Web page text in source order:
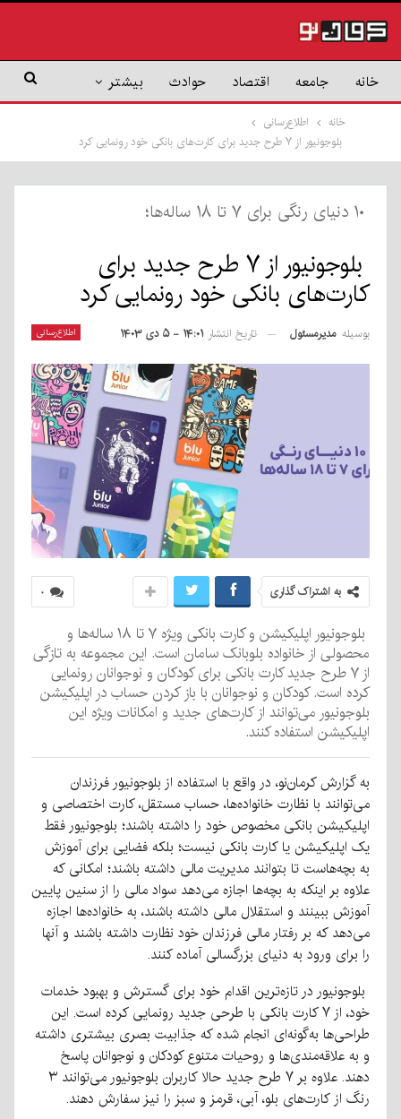
خانه جامعه اقتصاد حوادث بیشتر
خانه
اطلاع‌رسانی
بلوجونیور از ۷ طرح جدید برای کارت‌های بانکی خود رونمایی کرد
بلوجونیور از ۷ طرح جدید برای
کارت‌های بانکی خود رونمایی کرد
اطلاع‌رسانی بوسیله مدیرمسئول تاریخ انتشار ۱۴:۰۱ - ۵ دی ۱۴۰۳
۰ به اشتراک گذاری
بلوجونیور اپلیکیشن و کارت بانکی ویژه ۷ تا ۱۸ ساله‌ها و
محصولی از خانواده بلوبانک سامان است. این مجموعه به تازگی
از ۷ طرح جدید کارت بانکی برای کودکان و نوجوانان رونمایی
کرده است. کودکان و نوجوانان با باز کردن حساب در اپلیکیشن
بلوجونیور می‌توانند از کارت‌های جدید و امکانات ویژه این
اپلیکیشن استفاده کنند.
به گزارش کرمان‌نو، در واقع با استفاده از بلوجونیور فرزندان
می‌توانند با نظارت خانواده‌ها، حساب مستقل، کارت اختصاصی و
اپلیکیشن بانکی مخصوص خود را داشته باشند؛ بلوجونیور فقط
یک اپلیکیشن یا کارت بانکی نیست؛ بلکه فضایی برای آموزش
به بچه‌هاست تا بتوانند مدیریت مالی داشته باشند؛ امکانی که
علاوه بر اینکه به بچه‌ها اجازه می‌دهد سواد مالی را از سنین پایین
آموزش ببینند و استقلال مالی داشته باشند، به خانواده‌ها اجازه
می‌دهد که بر رفتار مالی فرزندان خود نظارت داشته باشند و آنها
را برای ورود به دنیای بزرگسالی آماده کنند.
بلوجونیور در تازه‌ترین اقدام خود برای گسترش و بهبود خدمات
خود، از ۷ کارت بانکی با طرحی جدید رونمایی کرده است. این
طراحی‌ها به‌گونه‌ای انجام شده که جذابیت بصری بیشتری داشته
و به علاقه‌مندی‌ها و روحیات متنوع کودکان و نوجوانان پاسخ
دهند. علاوه بر ۷ طرح جدید حالا کاربران بلوجونیور می‌توانند ۳
رنگ از کارت‌های بلو، آبی، قرمز و سبز را نیز سفارش دهند.